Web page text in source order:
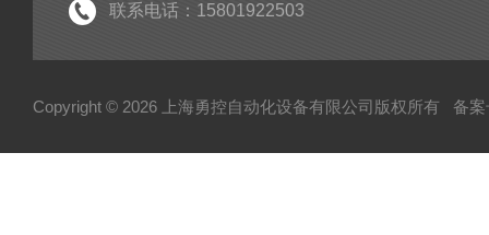
联系电话：15801922503
Copyright © 2026 上海勇控自动化设备有限公司版权所有 备案